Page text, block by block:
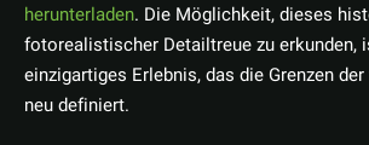
herunterladen. Die Möglichkeit, dieses
fotorealistischer Detailtreue zu erkunden,
einzigartiges Erlebnis, das die Grenzen
neu definiert.